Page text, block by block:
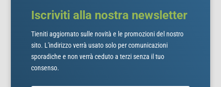
Iscriviti alla nostra newsletter
Tieniti aggiornato sulle novità e le promozioni del nostro
sito. L'indirizzo verrà usato solo per comunicazioni
sporadiche e non verrà ceduto a terzi senza il tuo
consenso.